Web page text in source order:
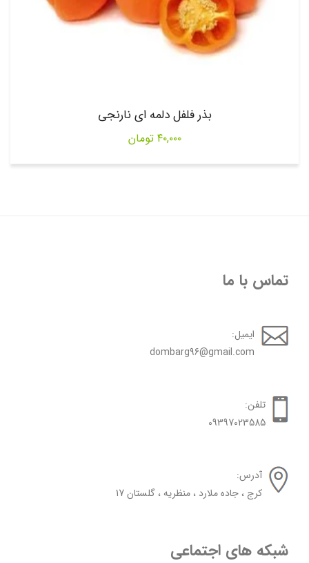
بذر فلفل دلمه ای نارنجی
۴۰,۰۰۰ تومان
تماس با ما
ایمیل:
dombarg96@gmail.com
تلفن:
09397023585
آدرس:
کرج ، جاده ملارد ، منظریه ، گلستان 17
شبکه های اجتماعی